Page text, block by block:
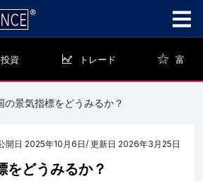
投資 トレード 富
の景気指標をどうみるか？
開日 2025年10月6日/ 更新日 2026年3月25日
をどうみるか？